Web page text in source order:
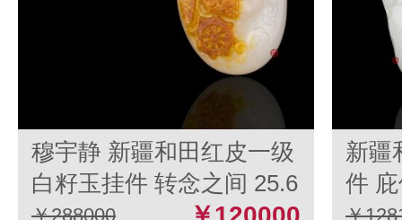
穆宇静 新疆和田红皮一级
白籽玉挂件 转念之间 25.6
克
￥288000
新疆
件
￥